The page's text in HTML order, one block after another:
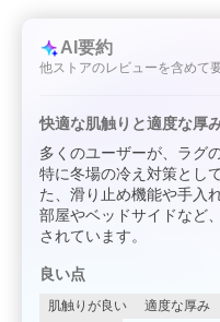
AI要約
他ストアのレビューを含めて
快適な肌触りと適度な厚
多くのユーザーが、ラグ
特に冬場の冷え対策とし
た、滑り止め機能や手入
部屋やベッドサイドなど
されています。
良い点
肌触りが良い 適度な厚み